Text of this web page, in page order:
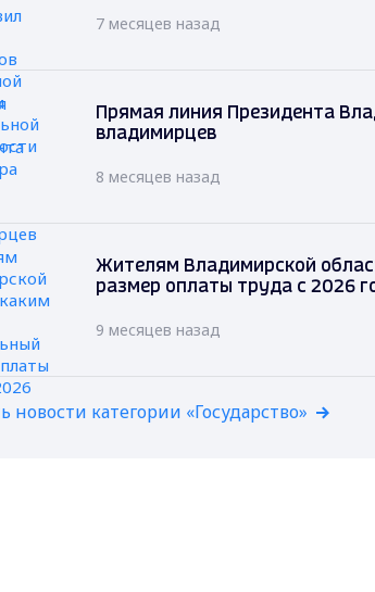
7 месяцев назад
Прямая линия Президента
владимирцев
8 месяцев назад
Жителям Владимирской
размер оплаты труда с 2026
9 месяцев назад
новости категории «Государство»